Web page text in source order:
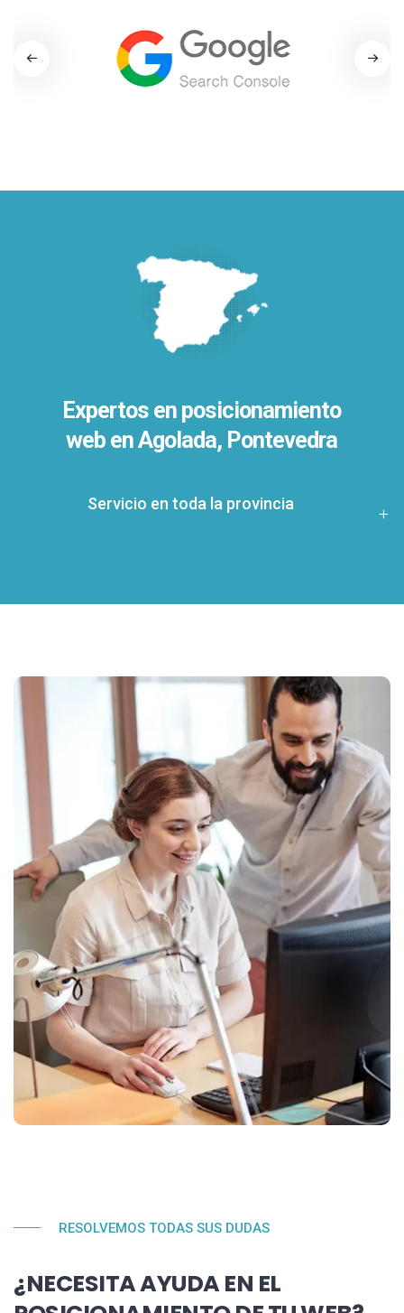
Expertos en posicionamiento
web en Agolada, Pontevedra
Servicio en toda la provincia
RESOLVEMOS TODAS SUS DUDAS
¿NECESITA AYUDA EN EL